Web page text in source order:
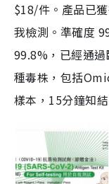
$18/件。產品已
我檢測。準確度
99.8%，已經通
種毒株，包括
樣本，15分鐘知結